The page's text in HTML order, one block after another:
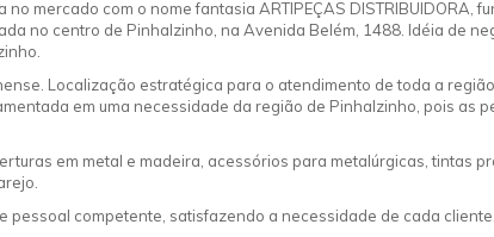
no mercado com o nome fantasia ARTIPEÇAS DISTRIBUIDORA,
no centro de Pinhalzinho, na Avenida Belém, 1488. Idéia de
Localização estratégica para o atendimento de toda a
em uma necessidade da região de Pinhalzinho, pois as
em metal e madeira, acessórios para metalúrgicas, tintas
competente, satisfazendo a necessidade de cada cliente.